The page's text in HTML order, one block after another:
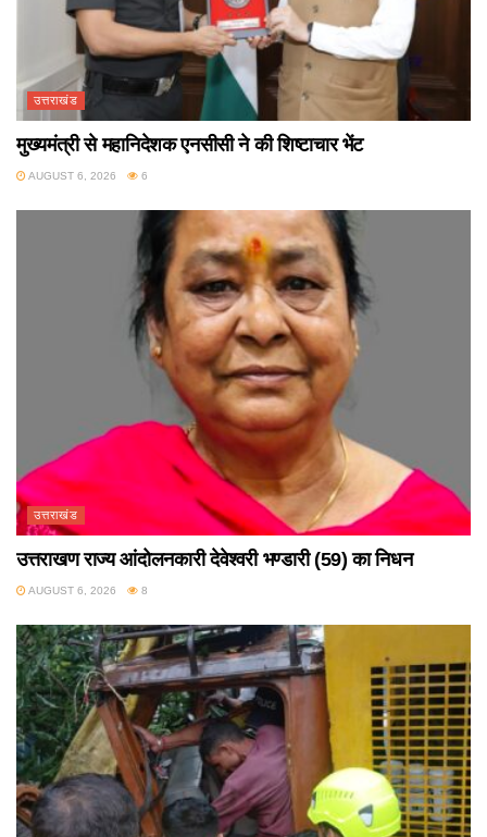
उत्तराखंड
मुख्यमंत्री से महानिदेशक एनसीसी ने की शिष्टाचार भेंट
AUGUST 6, 2026 6
उत्तराखंड
उत्तराखण राज्य आंदोलनकारी देवेश्वरी भण्डारी (59) का निधन
AUGUST 6, 2026 8